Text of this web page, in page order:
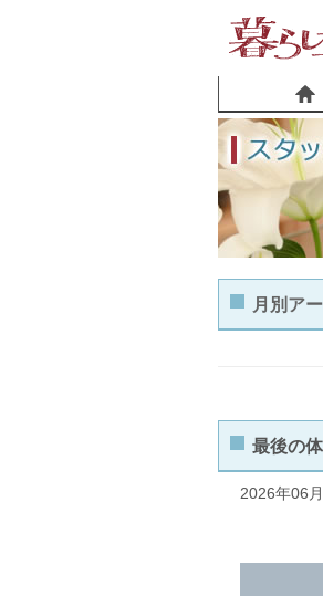
月別ア
最後の
2026年06